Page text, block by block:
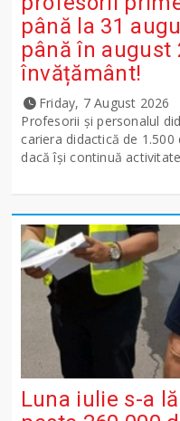
până la 31
până în august
învățământ!
Friday, 7 August 2026
Profesorii și personalul
cariera didactică de
dacă își continuă
Luna iulie s-a